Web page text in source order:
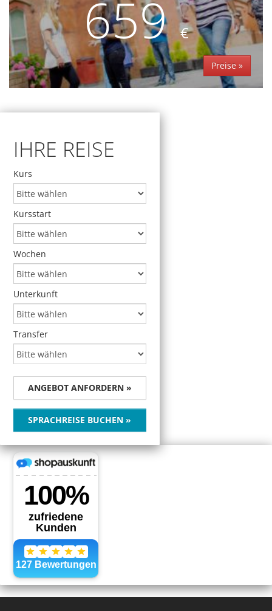
659€
Preise »
IHRE REISE
Kurs
Kursstart
Wochen
Unterkunft
Transfer
ANGEBOT ANFORDERN »
SPRACHREISE BUCHEN »